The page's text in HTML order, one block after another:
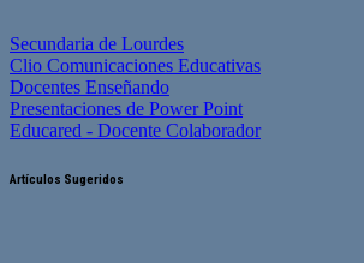
Secundaria de Lourdes
Clio Comunicaciones Educativas
Docentes Enseñando
Presentaciones de Power Point
Educared - Docente Colaborador
Artículos Sugeridos